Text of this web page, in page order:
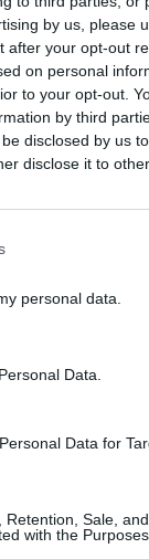
by us, please
after your opt-out
on personal
to your opt-out.
by third
disclosed by us
disclose it to
personal data.
Data.
Data for
Sale,
with the